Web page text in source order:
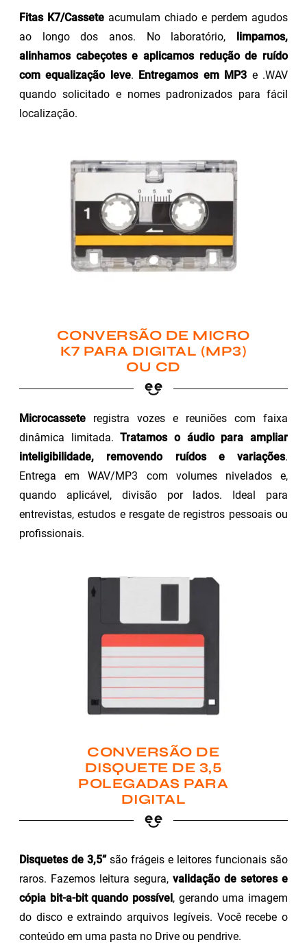
Fitas K7/Cassete acumulam chiado e perdem agudos
ao longo dos anos. No laboratório, limpamos,
alinhamos cabeçotes e aplicamos redução de ruído
com equalização leve. Entregamos em MP3 e .WAV
quando solicitado e nomes padronizados para fácil
localização.
CONVERSÃO DE MICRO
K7 PARA DIGITAL (MP3)
OU CD
Microcassete registra vozes e reuniões com faixa
dinâmica limitada.Tratamos o áudio para ampliar
inteligibilidade, removendo ruídos e variações.
Entrega em WAV/MP3 com volumes nivelados e,
quando aplicável, divisão por lados. Ideal para
entrevistas, estudos e resgate de registros pessoais ou
profissionais.
CONVERSÃO DE
DISQUETE DE 3,5
POLEGADAS PARA
DIGITAL
Disquetes de 3,5”são frágeis e leitores funcionais são
raros. Fazemos leitura segura, validação de setores e
cópia bit-a-bit quando possível, gerando uma imagem
do disco e extraindo arquivos legíveis. Você recebe o
conteúdo em uma pasta no Drive ou pendrive.